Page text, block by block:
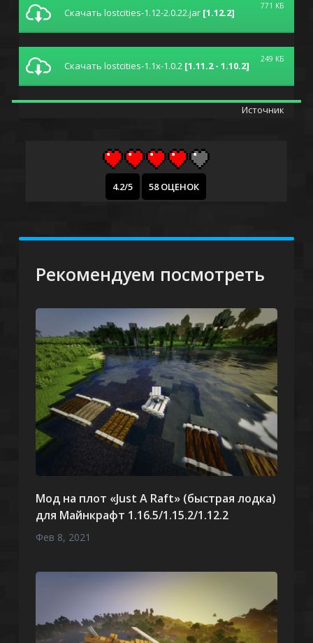
Скачать lostcities-1.12-2.0.22.jar [1.12.2]
771 КБ
Скачать lostcities-1.1x-1.0.2 [1.11.2 - 1.10.2]
249 КБ
Источник
4.2/5 58 ОЦЕНОК
Рекомендуем посмотреть
Мод на плот «Just A Raft» (быстрая лодка)
для Майнкрафт 1.16.5/1.15.2/1.12.2
Фев 8, 2021